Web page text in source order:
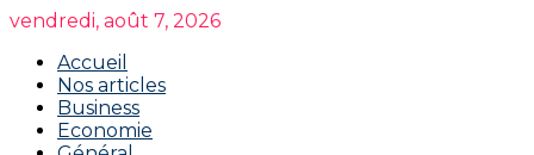
vendredi, août 7, 2026
Accueil
Nos articles
Business
Economie